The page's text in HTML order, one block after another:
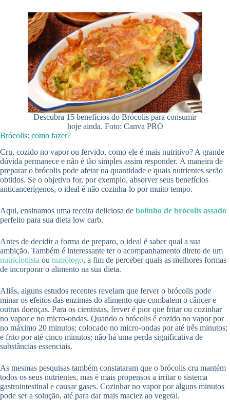
Descubra 15 benefícios do Brócolis para consumir
hoje ainda. Foto: Canva PRO
Brócolis: como fazer?
Cru, cozido no vapor ou fervido, como ele é mais nutritivo? A grande
dúvida permanece e não é tão simples assim responder. A maneira de
preparar o brócolis pode afetar na quantidade e quais nutrientes serão
obtidos. Se o objetivo for, por exemplo, absorver seus benefícios
anticancerígenos, o ideal é não cozinha-lo por muito tempo.
Aqui, ensinamos uma receita deliciosa de bolinho de brócolis assado
perfeito para sua dieta low carb.
Antes de decidir a forma de preparo, o ideal é saber qual a sua
ambição. Também é interessante ter o acompanhamento direto de um
nutricionista ou nutrólogo, a fim de perceber quais as melhores formas
de incorporar o alimento na sua dieta.
Aliás, alguns estudos recentes revelam que ferver o brócolis pode
minar os efeitos das enzimas do alimento que combatem o câncer e
outras doenças. Para os cientistas, ferver é pior que fritar ou cozinhar
no vapor e no micro-ondas. Quando o brócolis é cozido no vapor por
no máximo 20 minutos; colocado no micro-ondas por até três minutos;
e frito por até cinco minutos; não há uma perda significativa de
substâncias essenciais.
As mesmas pesquisas também constataram que o brócolis cru mantém
todos os seus nutrientes, mas é mais propensos a irritar o sistema
gastrointestinal e causar gases. Cozinhar no vapor por alguns minutos
pode ser a solução, até para dar mais maciez ao vegetal.